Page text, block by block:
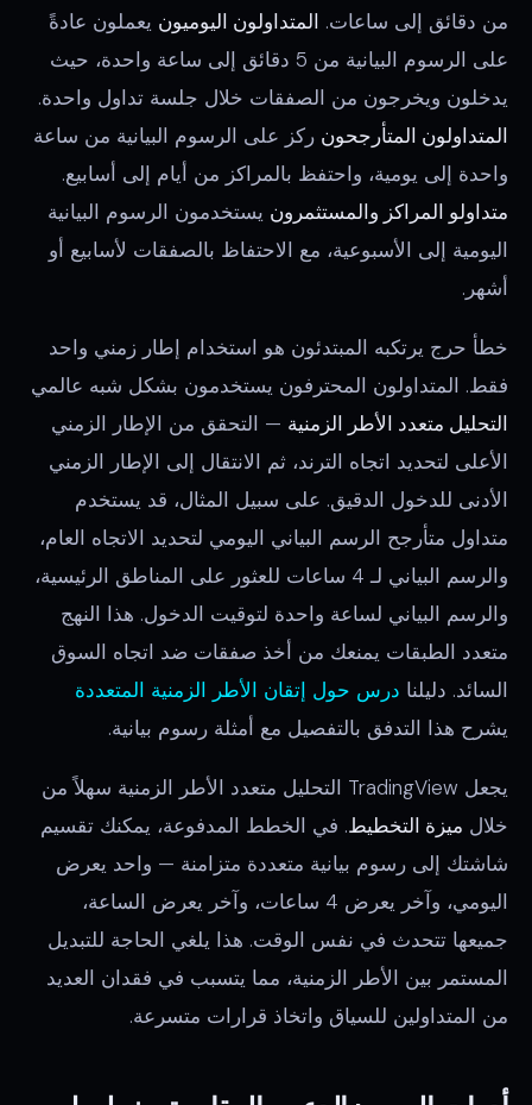
من دقائق إلى ساعات. المتداولون اليوميون يعملون عادةً
على الرسوم البيانية من 5 دقائق إلى ساعة واحدة، حيث
يدخلون ويخرجون من الصفقات خلال جلسة تداول واحدة.
المتداولون المتأرجحون ركز على الرسوم البيانية من ساعة
واحدة إلى يومية، واحتفظ بالمراكز من أيام إلى أسابيع.
متداولو المراكز والمستثمرون يستخدمون الرسوم البيانية
اليومية إلى الأسبوعية، مع الاحتفاظ بالصفقات لأسابيع أو
أشهر.
خطأ حرج يرتكبه المبتدئون هو استخدام إطار زمني واحد
فقط. المتداولون المحترفون يستخدمون بشكل شبه عالمي
التحليل متعدد الأطر الزمنية — التحقق من الإطار الزمني
الأعلى لتحديد اتجاه الترند، ثم الانتقال إلى الإطار الزمني
الأدنى للدخول الدقيق. على سبيل المثال، قد يستخدم
متداول متأرجح الرسم البياني اليومي لتحديد الاتجاه العام،
والرسم البياني لـ 4 ساعات للعثور على المناطق الرئيسية،
والرسم البياني لساعة واحدة لتوقيت الدخول. هذا النهج
متعدد الطبقات يمنعك من أخذ صفقات ضد اتجاه السوق
السائد. دليلنا درس حول إتقان الأطر الزمنية المتعددة
يشرح هذا التدفق بالتفصيل مع أمثلة رسوم بيانية.
يجعل TradingView التحليل متعدد الأطر الزمنية سهلاً من
خلال ميزة التخطيط. في الخطط المدفوعة، يمكنك تقسيم
شاشتك إلى رسوم بيانية متعددة متزامنة — واحد يعرض
اليومي، وآخر يعرض 4 ساعات، وآخر يعرض الساعة،
جميعها تتحدث في نفس الوقت. هذا يلغي الحاجة للتبديل
المستمر بين الأطر الزمنية، مما يتسبب في فقدان العديد
من المتداولين للسياق واتخاذ قرارات متسرعة.